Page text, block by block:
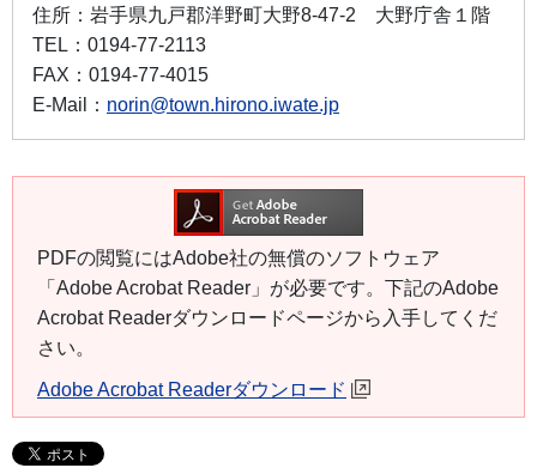
住所： 岩手県九戸郡洋野町大野8-47-2 大野庁舎１階
TEL： 0194-77-2113
FAX： 0194-77-4015
E-Mail： norin@town.hirono.iwate.jp
PDFの閲覧にはAdobe社の無償のソフトウェア
「Adobe Acrobat Reader」が必要です。下記のAdobe
Acrobat Readerダウンロードページから入手してくだ
さい。
Adobe Acrobat Readerダウンロード